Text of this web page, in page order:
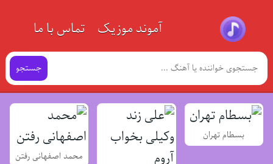
آموند موزیک تماس با ما
جستجو
بسطام تهران
محمد اصفهانی رفتن